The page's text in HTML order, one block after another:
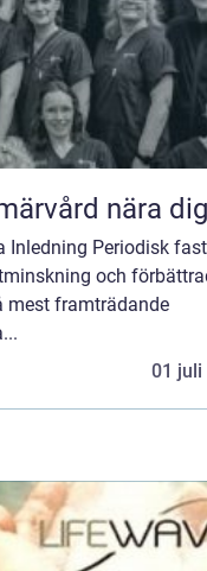
trygg primärvård nära dig
Periodisk
och
mest framträdande
01 juli